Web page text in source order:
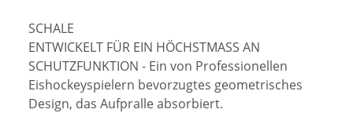
SCHALE
ENTWICKELT FÜR EIN HÖCHSTMASS AN
SCHUTZFUNKTION - Ein von Professionellen
Eishockeyspielern bevorzugtes geometrisches
Design, das Aufpralle absorbiert.